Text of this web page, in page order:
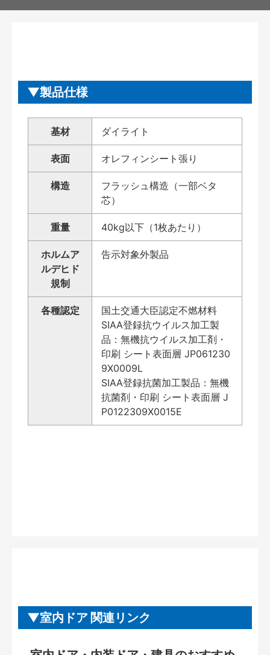
製品仕様
基材 ダイライト
表面 オレフィンシート張り
構造
フラッシュ構造（一部ベタ
芯）
重量 40kg以下（1枚あたり）
ホルムア
ルデヒド
規制
告示対象外製品
各種認定
国土交通大臣認定不燃材料
SIAA登録抗ウイルス加工製
品：無機抗ウイルス加工剤・
印刷 シート表面層 JP061230
9X0009L
SIAA登録抗菌加工製品：無機
抗菌剤・印刷 シート表面層 J
P0122309X0015E
室内ドア 関連リンク